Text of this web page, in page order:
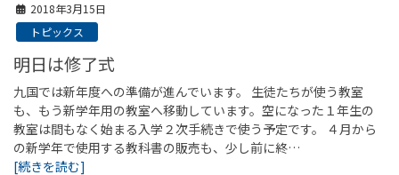
2018年3月15日
トピックス
明日は修了式
九国では新年度への準備が進んでいます。 生徒たちが使う教室
も、もう新学年用の教室へ移動しています。空になった１年生の
教室は間もなく始まる入学２次手続きで使う予定です。 ４月から
の新学年で使用する教科書の販売も、少し前に終…
[続きを読む]